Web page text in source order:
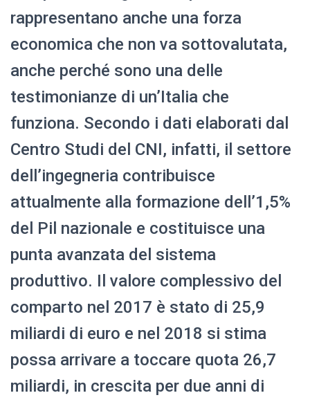
rappresentano anche una forza
economica che non va sottovalutata,
anche perché sono una delle
testimonianze di un’Italia che
funziona. Secondo i dati elaborati dal
Centro Studi del CNI, infatti, il settore
dell’ingegneria contribuisce
attualmente alla formazione dell’1,5%
del Pil nazionale e costituisce una
punta avanzata del sistema
produttivo. Il valore complessivo del
comparto nel 2017 è stato di 25,9
miliardi di euro e nel 2018 si stima
possa arrivare a toccare quota 26,7
miliardi, in crescita per due anni di